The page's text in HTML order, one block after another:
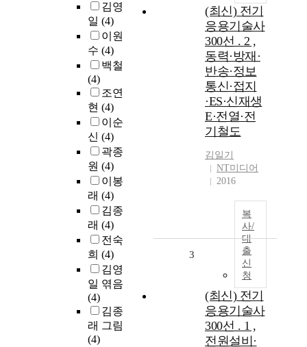
김영
일 (4)
이원
수 (4)
백철
(4)
조연
현 (4)
이순
신 (4)
곽종
원 (4)
이봉
래 (4)
김종
래 (4)
전숙
희 (4)
김영
일 엮음
(4)
김종
래 그림
(4)
(최신) 전기
응용기술사
300선 . 2 ,
동력·방재·
반송·정보
통신·접지
·ES·신재생
E·전열·전
기철도
김일기
NT미디어
2016
복
사/
대
출
신
청
3
(최신) 전기
응용기술사
300선 . 1 ,
전원설비·